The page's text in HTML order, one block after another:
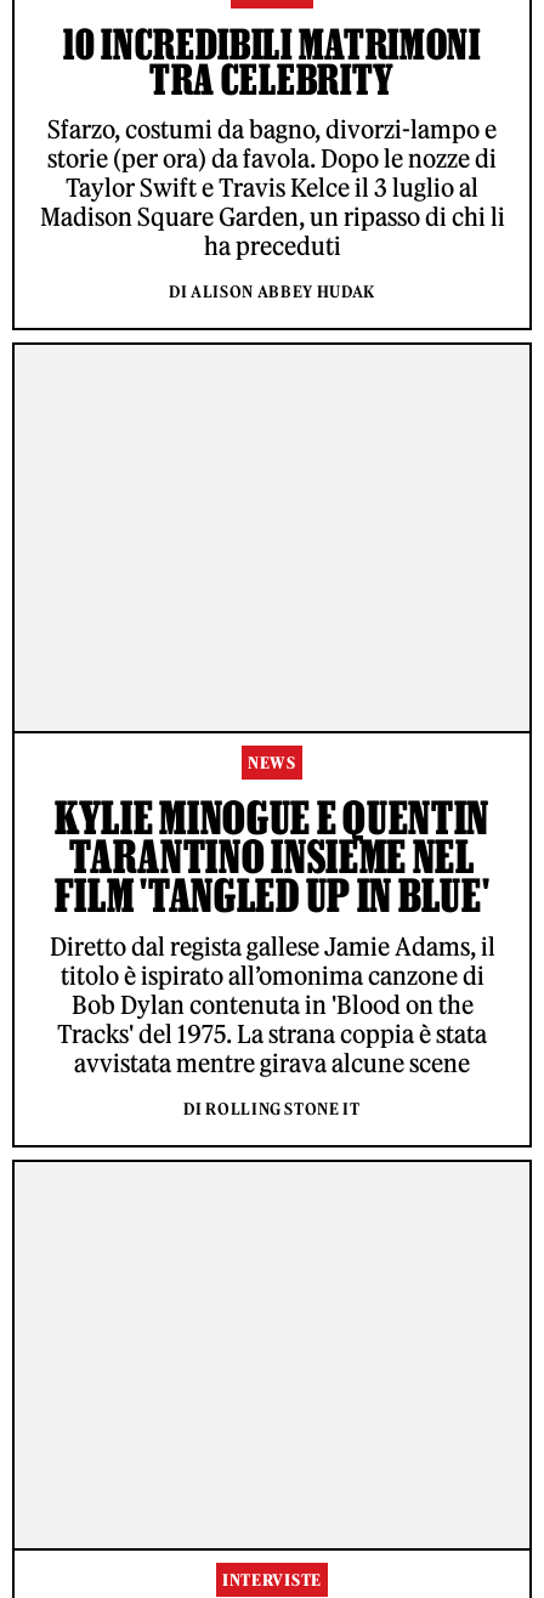
10 INCREDIBILI MATRIMONI
TRA CELEBRITY
Sfarzo, costumi da bagno, divorzi-lampo e
storie (per ora) da favola. Dopo le nozze di
Taylor Swift e Travis Kelce il 3 luglio al
Madison Square Garden, un ripasso di chi li
ha preceduti
DI ALISON ABBEY HUDAK
NEWS
KYLIE MINOGUE E QUENTIN
TARANTINO INSIEME NEL
FILM 'TANGLED UP IN BLUE'
Diretto dal regista gallese Jamie Adams, il
titolo è ispirato all’omonima canzone di
Bob Dylan contenuta in 'Blood on the
Tracks' del 1975. La strana coppia è stata
avvistata mentre girava alcune scene
DI ROLLING STONE IT
INTERVISTE